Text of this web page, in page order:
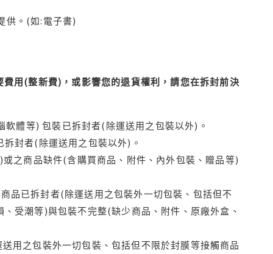
供。(如:電子書)
用(整新費)，或影響您的退貨權利，請您在拆封前決
體等) 包裝已拆封者(除運送用之包裝以外)。
封者(除運送用之包裝以外)。
之商品缺件(含購買商品、附件、內外包裝、贈品等)
品已拆封者(除運送用之包裝外一切包裝、包括但不
受潮等)與包裝不完整(缺少商品、附件、原廠外盒、
用之包裝外一切包裝、包括但不限於封膜等接觸商品